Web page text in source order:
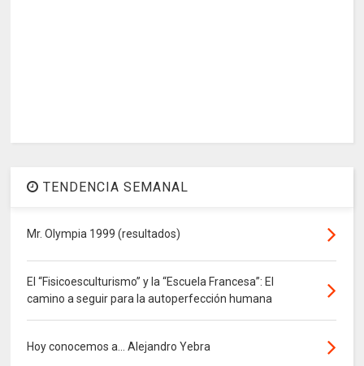
TENDENCIA SEMANAL
Mr. Olympia 1999 (resultados)
El “Fisicoesculturismo” y la “Escuela Francesa”: El
camino a seguir para la autoperfección humana
Hoy conocemos a... Alejandro Yebra